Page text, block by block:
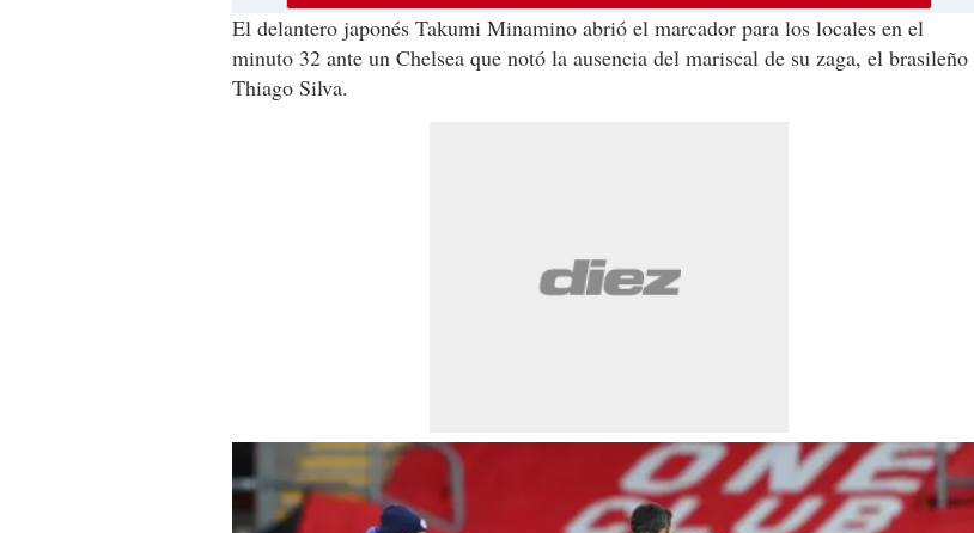
El delantero japonés Takumi Minamino abrió el marcador para los locales en el
minuto 32 ante un Chelsea que notó la ausencia del mariscal de su zaga, el brasileño
Thiago Silva.